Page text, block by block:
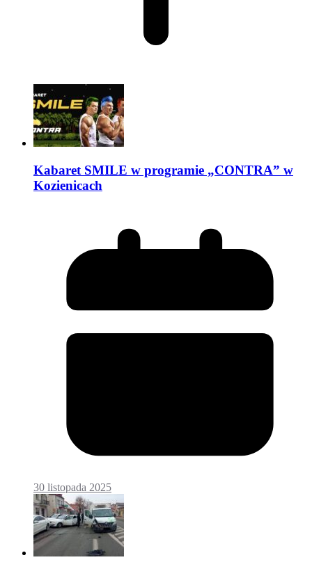
Kabaret SMILE w programie „CONTRA” w
Kozienicach
30 listopada 2025